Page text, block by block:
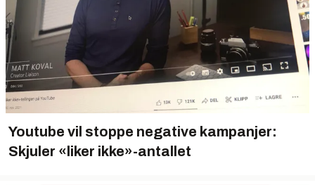
Youtube vil stoppe negative kampanjer:
Skjuler «liker ikke»-antallet